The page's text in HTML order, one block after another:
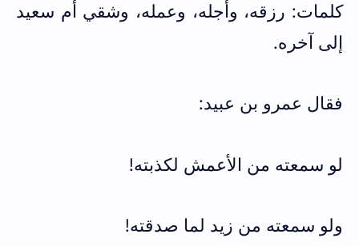
كلمات: رزقه، وأجله، وعمله، وشقي أم سعيد
إلى آخره.
فقال عمرو بن عبيد:
لو سمعته من الأعمش لكذبته!
ولو سمعته من زيد لما صدقته!